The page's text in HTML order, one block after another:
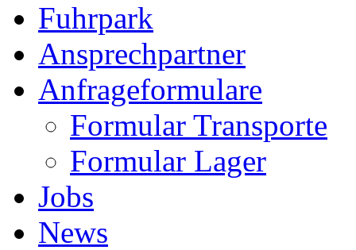
Fuhrpark
Ansprechpartner
Anfrageformulare
Formular Transporte
Formular Lager
Jobs
News